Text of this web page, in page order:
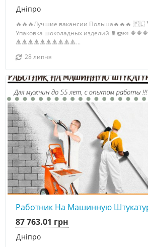
Дніпро
🔥🔥🔥Лучшие вакансии Польша🔥🔥🔥 🇵🇱
Упаковка шоколадных изделий 🍫🍩🍬 🔶🔶🔶
🔺🔺🔺🔺🔺🔺🔺🔺🔺🔺...
28 липня
Работник На Машинную
Дніпро
87 763.01 грн